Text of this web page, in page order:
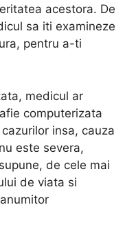
acestora. De
sa iti examineze
pentru a-ti
medicul ar
computerizata
insa, cauza
este severa,
de cele mai
de viata si